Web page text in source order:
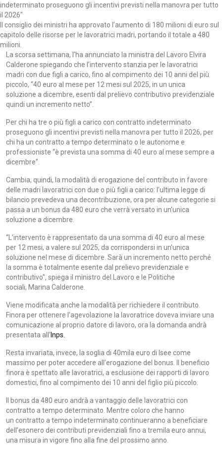
indeterminato proseguono gli incentivi previsti nella manovra per tutto
il 2026"
Il consiglio dei ministri ha approvato l’aumento di 180 milioni di euro sul
capitolo delle risorse per le lavoratrici madri, portando il totale a 480
milioni.
La scorsa settimana, l’ha annunciato la ministra del Lavoro Elvira
Calderone spiegando che l’intervento stanzia per le lavoratrici
madri con due figli a carico, fino al compimento dei 10 anni del più
piccolo, “40 euro al mese per 12 mesi sul 2025, in un unica
soluzione a dicembre, esenti dal prelievo contributivo previdenziale
quindi un incremento netto”.
Per chi ha tre o più figli a carico con contratto indeterminato
proseguono gli incentivi previsti nella manovra per tutto il 2026, per
chi ha un contratto a tempo determinato o le autonome e
professioniste “è prevista una somma di 40 euro al mese sempre a
dicembre”.
Cambia, quindi, la modalità di erogazione del contributo in favore
delle madri lavoratrici con due o più figli a carico: l’ultima legge di
bilancio prevedeva una decontribuzione, ora per alcune categorie si
passa a un bonus da 480 euro che verrà versato in un’unica
soluzione a dicembre.
“L’intervento è rappresentato da una somma di 40 euro al mese
per 12 mesi, a valere sul 2025, da corrispondersi in un’unica
soluzione nel mese di dicembre. Sarà un incremento netto perché
la somma è totalmente esente dal prelievo previdenziale e
contributivo”, spiega il ministro del Lavoro e le Politiche
sociali, Marina Calderone.
Viene modificata anche la modalità per richiedere il contributo.
Finora per ottenere l’agevolazione la lavoratrice doveva inviare una
comunicazione al proprio datore di lavoro, ora la domanda andrà
presentata all’ Inps.
Resta invariata, invece, la soglia di 40mila euro di Isee come
massimo per poter accedere all’erogazione del bonus. Il beneficio
finora è spettato alle lavoratrici, a esclusione dei rapporti di lavoro
domestici, fino al compimento dei 10 anni del figlio più piccolo.
Il bonus da 480 euro andrà a vantaggio delle lavoratrici con
contratto a tempo determinato. Mentre coloro che hanno
un contratto a tempo indeterminato continueranno a beneficiare
dell’esonero dei contributi previdenziali fino a tremila euro annui,
una misura in vigore fino alla fine del prossimo anno.